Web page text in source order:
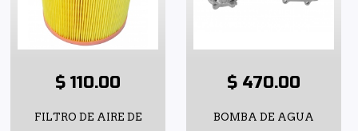
$ 110.00
FILTRO DE AIRE DE
$ 470.00
BOMBA DE AGUA